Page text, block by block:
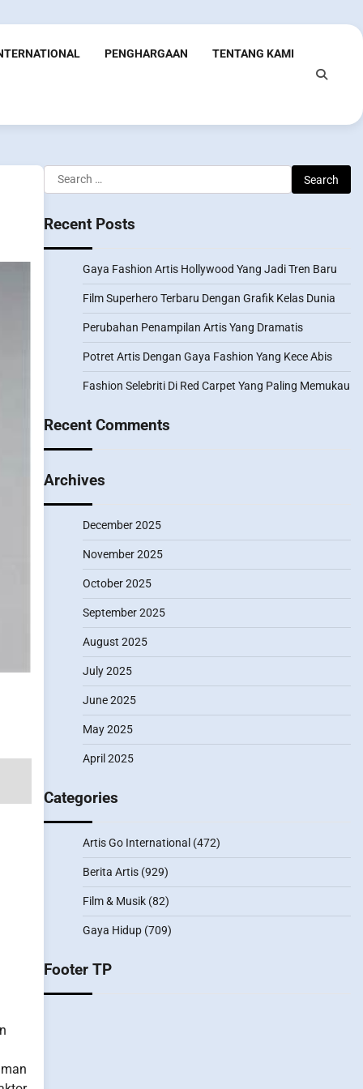
PENGHARGAAN TENTANG KAMI
Search
for:
Recent Posts
Gaya Fashion Artis Hollywood Yang Jadi Tren Baru
Film Superhero Terbaru Dengan Grafik Kelas Dunia
Perubahan Penampilan Artis Yang Dramatis
Potret Artis Dengan Gaya Fashion Yang Kece Abis
Fashion Selebriti Di Red Carpet Yang Paling Memukau
Recent Comments
Archives
December 2025
November 2025
October 2025
September 2025
August 2025
July 2025
June 2025
May 2025
April 2025
Categories
Artis Go International (472)
Berita Artis(929)
Film & Musik(82)
Gaya Hidup(709)
Footer TP